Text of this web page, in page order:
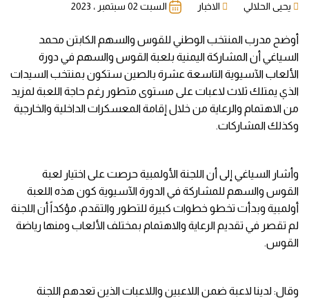
يحيى الحلالي الاخبار السبت 02 سبتمبر ، 2023
أوضح مدرب المنتخب الوطني للقوس والسهم الكابتن محمد
السياغي أن المشاركة اليمنية بلعبة القوس والسهم في دورة
الألعاب الآسيوية التاسعة عشرة بالصين ستكون بمنتخب السيدات
الذي يمتلك ثلاث لاعبات على مستوى متطور رغم حاجة اللعبة لمزيد
من الاهتمام والرعاية من خلال إقامة المعسكرات الداخلية والخارجية
وكذلك المشاركات.
وأشار السياغي إلى أن اللجنة الأولمبية حرصت على اختيار لعبة
القوس والسهم للمشاركة في الدورة الآسيوية كون هذه اللعبة
أولمبية وبدأت تخطو خطوات كبيرة للتطور والتقدم، مؤكداً أن اللجنة
لم تقصر في تقديم الرعاية والاهتمام بمختلف الألعاب ومنها رياضة
القوس.
وقال: لدينا لاعبة ضمن اللاعبين واللاعبات الذين تعدهم اللجنة